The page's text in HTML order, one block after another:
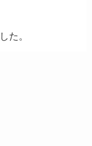
た。